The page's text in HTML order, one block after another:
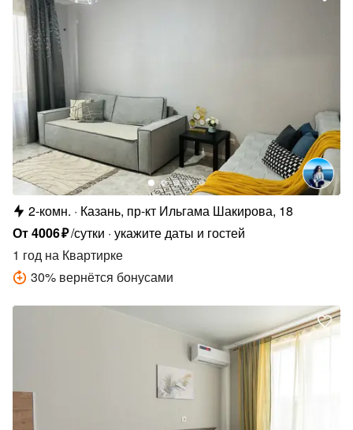
2-комн.
Казань, пр-кт Ильгама Шакирова, 18
От4006₽/сутки укажите даты и гостей
1 год на Квартирке
30% вернётся бонусами